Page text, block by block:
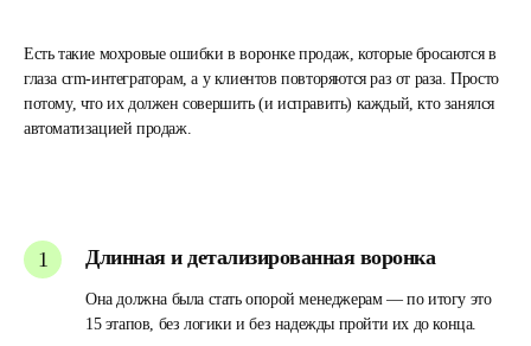
Есть такие мохровые ошибки в воронке продаж, которые бросаются в
глаза crm-интеграторам, а у клиентов повторяются раз от раза. Просто
потому, что их должен совершить (и исправить) каждый, кто занялся
автоматизацией продаж.
Длинная и детализированная воронка
Она должна была стать опорой менеджерам — по итогу это
15 этапов, без логики и без надежды пройти их до конца.